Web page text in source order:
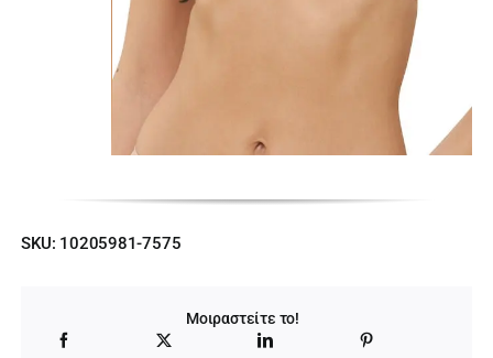
English
SKU: 10205981-7575
Μοιραστείτε το!